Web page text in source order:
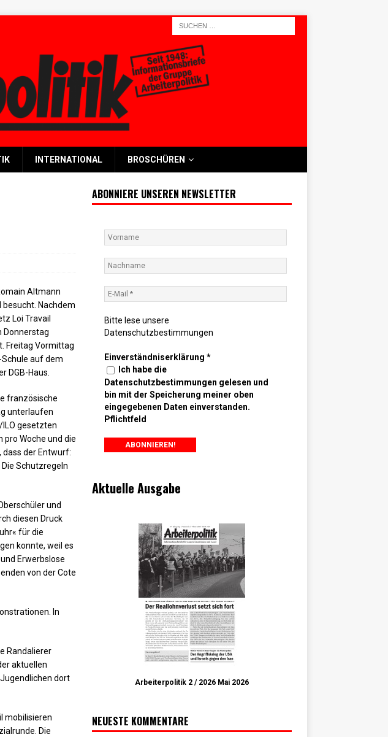
INTERNATIONAL BROSCHÜREN
Altmann
besucht. Nachdem
Loi Travail
Donnerstag
Freitag Vormittag
auf dem
DGB-Haus.
französische
unterlaufen
ILO gesetzten
Woche und die
dass der Entwurf:
Schutzregeln
und
diesen Druck
für die
konnte, weil es
Erwerbslose
von der Cote
In
Randalierer
aktuellen
dort
mobilisieren
Die
ABONNIERE UNSEREN NEWSLETTER
Bitte lese unsere
Datenschutzbestimmungen
Einverständniserklärung *
Ich habe die
Datenschutzbestimmungen gelesen und
bin mit der Speicherung meiner oben
eingegebenen Daten einverstanden.
Pflichtfeld
Aktuelle Ausgabe
Arbeiterpolitik 2 / 2026 Mai 2026
NEUESTE KOMMENTARE